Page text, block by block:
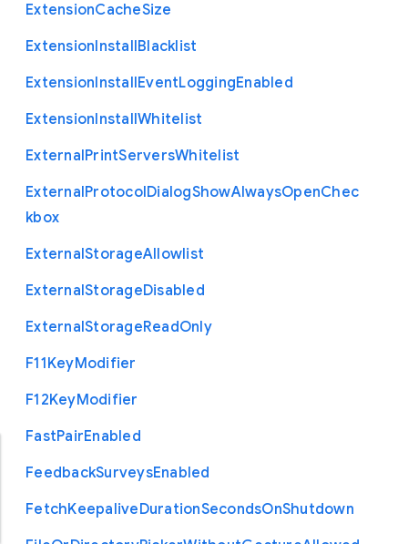
ExtensionCacheSize
ExtensionInstallBlacklist
ExtensionInstallEventLoggingEnabled
ExtensionInstallWhitelist
ExternalPrintServersWhitelist
ExternalProtocolDialogShowAlwaysOpenChec
kbox
ExternalStorageAllowlist
ExternalStorageDisabled
ExternalStorageReadOnly
F11KeyModifier
F12KeyModifier
FastPairEnabled
FeedbackSurveysEnabled
FetchKeepaliveDurationSecondsOnShutdown